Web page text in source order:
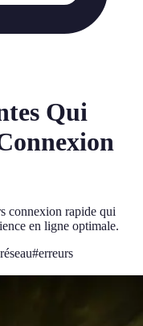
Qui
connexion rapide qui
en ligne optimale.
#erreurs